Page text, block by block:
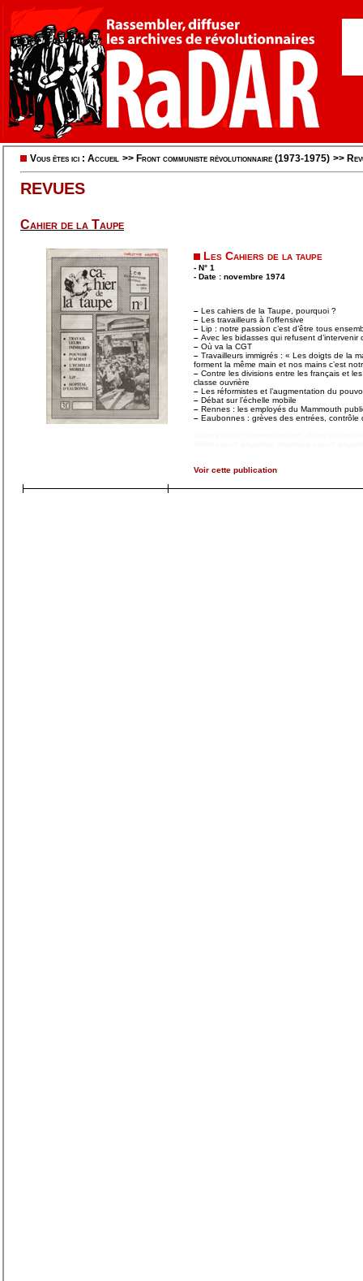
Vous êtes ici : Accueil >> Front communiste révolutionnaire (1973-1975) >>
REVUES
Cahier de la Taupe
Les Cahiers de la taupe
- N° 1
- Date : novembre 1974
– Les cahiers de la Taupe, pourquoi ?
– Les travailleurs à l’offensive
– Lip : notre passion c’est d’être tous
– Avec les bidasses qui refusent d’intervenir
– Où va la CGT
– Travailleurs immigrés : « Les doigts de la
forment la même main et nos mains c’est
– Contre les divisions entre les français et
classe ouvrière
– Les réformistes et l’augmentation du
– Débat sur l’échelle mobile
– Rennes : les employés du Mammouth
– Eaubonnes : grèves des entrées, contrôle
Voir cette publication